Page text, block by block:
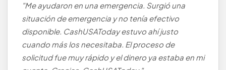
"Me ayudaron en una emergencia. Surgió una
situación de emergencia y no tenía efectivo
disponible. CashUSAToday estuvo ahí justo
cuando más los necesitaba. El proceso de
solicitud fue muy rápido y el dinero ya estaba en mi